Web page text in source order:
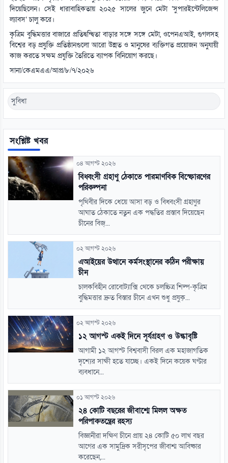
দিয়েছিলেন। সেই ধারাবাহিকতায় ২০২৫ সালের জুনে মেটা ‘সুপারইন্টেলিজেন্স
ল্যাবস’ চালু করে।
কৃত্রিম বুদ্ধিমত্তার বাজারে প্রতিদ্বন্দ্বিতা বাড়ার সঙ্গে সঙ্গে মেটা, ওপেনএআই, গুগলসহ
বিশ্বের বড় প্রযুক্তি প্রতিষ্ঠানগুলো আরো উন্নত ও মানুষের ব্যক্তিগত প্রয়োজন অনুযায়ী
কাজ করতে সক্ষম প্রযুক্তি তৈরিতে ব্যাপক বিনিয়োগ করছে।
সানা/কেএমএএ/আপ্র/৮/৭/২০২৬
সুবিধা
সংশ্লিষ্ট খবর
০৪ আগস্ট ২০২৬
বিধ্বংসী গ্রহাণু ঠেকাতে পারমাণবিক বিস্ফোরণের
পরিকল্পনা
পৃথিবীর দিকে ধেয়ে আসা বড় ও বিধ্বংসী গ্রহাণুর
আঘাত ঠেকাতে নতুন এক পদ্ধতির প্রস্তাব দিয়েছেন
চীনের বিজ্...
০২ আগস্ট ২০২৬
এআইয়ের উত্থানে কর্মসংস্থানের কঠিন পরীক্ষায়
চীন
চালকবিহীন রোবোট্যাক্সি থেকে চলচ্চিত্র শিল্প-কৃত্রিম
বুদ্ধিমত্তার দ্রুত বিস্তার চীনে এখন শুধু প্রযুক্...
০২ আগস্ট ২০২৬
১২ আগস্ট একই দিনে সূর্যগ্রহণ ও উল্কাবৃষ্টি
আগামী ১২ আগস্ট বিশ্ববাসী বিরল এক মহাজাগতিক
দৃশ্যের সাক্ষী হতে যাচ্ছে। একই দিনে কয়েক ঘণ্টার
ব্যবধানে...
০১ আগস্ট ২০২৬
২৪ কোটি বছরের জীবাশ্মে মিলল অক্ষত
পরিপাকতন্ত্রের রহস্য
বিজ্ঞানীরা দক্ষিণ চীনে প্রায় ২৪ কোটি ৫০ লাখ বছর
আগের এক সামুদ্রিক সরীসৃপের জীবাশ্ম আবিষ্কার
করেছেন,...